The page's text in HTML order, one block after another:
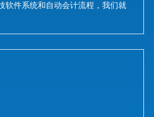
软件系统和自动会计流程，我们就